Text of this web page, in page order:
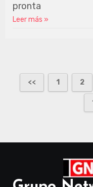
pronta
Leer más »
1 2